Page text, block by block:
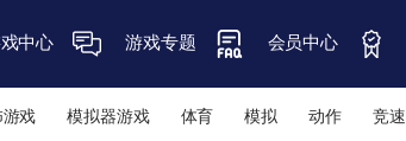
中心 游戏专题 会员中心
戏 模拟器游戏 体育 模拟 动作 竞速